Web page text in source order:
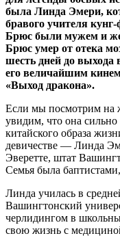
была Линда Эмери,
бравого учителя
Брюс были мужем и
Брюс умер от отека
шесть дней до выхода
его величайшим
«Выход дракона».
Если мы посмотрим на
увидим, что она сильно
китайского образа
девичестве — Линда
Эверетте, штат
Семья была
Линда училась в
Вашингтонский
черлидингом в
свою жизнь с